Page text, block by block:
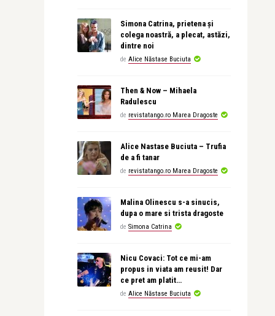
Simona Catrina, prietena și
colega noastră, a plecat, astăzi,
dintre noi
de Alice Năstase Buciuta
Then & Now – Mihaela
Radulescu
de revistatango.ro Marea Dragoste
Alice Nastase Buciuta – Trufia
de a fi tanar
de revistatango.ro Marea Dragoste
Malina Olinescu s-a sinucis,
dupa o mare si trista dragoste
de Simona Catrina
Nicu Covaci: Tot ce mi-am
propus in viata am reusit! Dar
ce pret am platit…
de Alice Năstase Buciuta